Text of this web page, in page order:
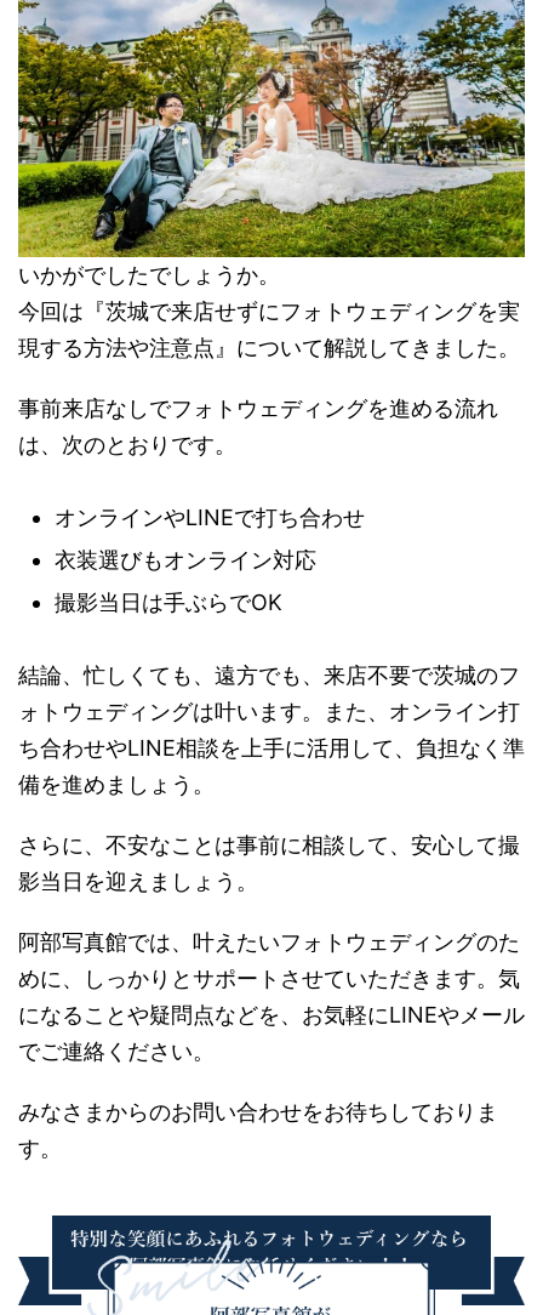
いかがでしたでしょうか。
今回は『茨城で来店せずにフォトウェディングを実
現する方法や注意点』について解説してきました。
事前来店なしでフォトウェディングを進める流れ
は、次のとおりです。
オンラインやLINEで打ち合わせ
衣装選びもオンライン対応
撮影当日は手ぶらでOK
結論、忙しくても、遠方でも、来店不要で茨城のフ
ォトウェディングは叶います。また、オンライン打
ち合わせやLINE相談を上手に活用して、負担なく準
備を進めましょう。
さらに、不安なことは事前に相談して、安心して撮
影当日を迎えましょう。
阿部写真館では、叶えたいフォトウェディングのた
めに、しっかりとサポートさせていただきます。気
になることや疑問点などを、お気軽にLINEやメール
でご連絡ください。
みなさまからのお問い合わせをお待ちしておりま
す。